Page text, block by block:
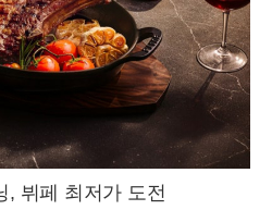
, 뷔페 최저가 도전